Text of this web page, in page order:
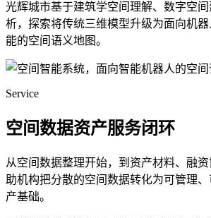
光辉城市基于建筑学空间理解、数字空
析，探索将传统三维模型升级为面向机
能的空间语义地图。
Service
空间数据资产服务闭环
从空间数据整理开始，到资产材料、融
助机构把分散的空间数据转化为可管理
产基础。